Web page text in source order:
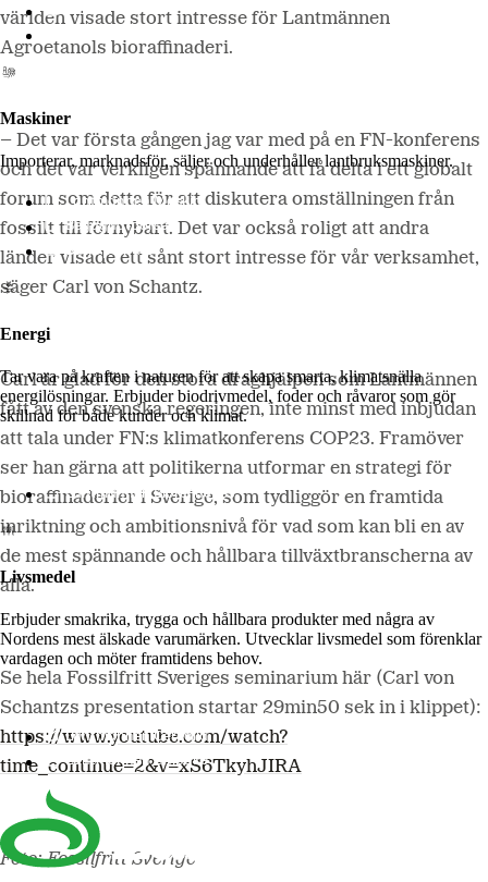
LM2
Maskiner
Importerar, marknadsför, säljer och underhåller lantbruksmaskiner.
Lantmännen Maskin
Begagnatbörsen
Butik på nätet
Energi
Tar vara på kraften i naturen för att skapa smarta, klimatsnälla
energilösningar. Erbjuder biodrivmedel, foder och råvaror som gör
skillnad för både kunder och klimat.
Lantmännen Biorefineries
Livsmedel
Erbjuder smakrika, trygga och hållbara produkter med några av
Nordens mest älskade varumärken. Utvecklar livsmedel som förenklar
vardagen och möter framtidens behov.
Lantmännen Cerealia
Lantmännen Unibake
världen visade stort intresse för Lantmännen
Agroetanols bioraffinaderi.
– Det var första gången jag var med på en FN-konferens
och det var verkligen spännande att få delta i ett globalt
forum som detta för att diskutera omställningen från
fossilt till förnybart. Det var också roligt att andra
länder visade ett sånt stort intresse för vår verksamhet,
säger Carl von Schantz.
Carl är glad för den stora draghjälpen som Lantmännen
fått av den svenska regeringen, inte minst med inbjudan
att tala under FN:s klimatkonferens COP23. Framöver
ser han gärna att politikerna utformar en strategi för
bioraffinaderier i Sverige, som tydliggör en framtida
inriktning och ambitionsnivå för vad som kan bli en av
de mest spännande och hållbara tillväxtbranscherna av
alla.
Se hela Fossilfritt Sveriges seminarium här (Carl von
Schantzs presentation startar 29min50 sek in i klippet):
https://www.youtube.com/watch?
time_continue=2&v=xS6TkyhJIRA
Foto: Fossilfritt Sverige